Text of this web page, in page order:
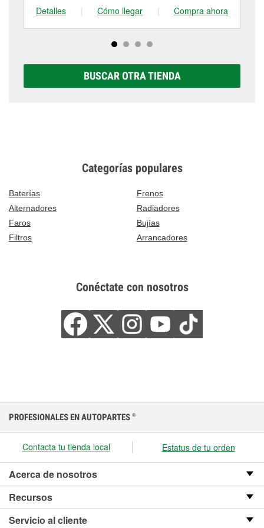
Detalles
| Cómo llegar | Compra ahora
BUSCAR OTRA TIENDA
Categorías populares
Baterías
Frenos
Alternadores
Radiadores
Faros
Bujías
Filtros
Arrancadores
Conéctate con nosotros
PROFESIONALES EN AUTOPARTES ®
Contacta tu tienda local Estatus de tu orden
Acerca de nosotros
Recursos
Servicio al cliente